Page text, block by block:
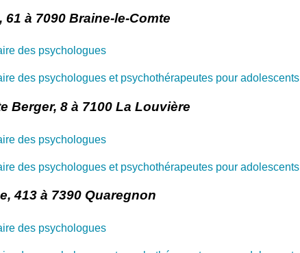
61 à 7090 Braine-le-Comte
des psychologues
des psychologues et psychothérapeutes pour adolescents
Berger, 8 à 7100 La Louvière
des psychologues
des psychologues et psychothérapeutes pour adolescents
413 à 7390 Quaregnon
des psychologues